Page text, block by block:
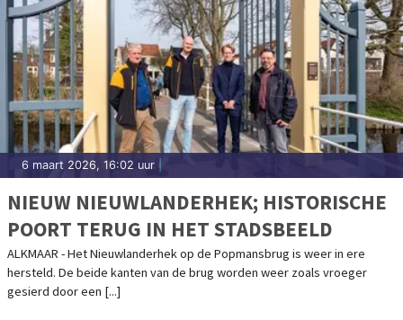
6 maart 2026, 16:02 uur
NIEUW NIEUWLANDERHEK; HISTORISCHE
POORT TERUG IN HET STADSBEELD
ALKMAAR - Het Nieuwlanderhek op de Popmansbrug is weer in ere
hersteld. De beide kanten van de brug worden weer zoals vroeger
gesierd door een [...]